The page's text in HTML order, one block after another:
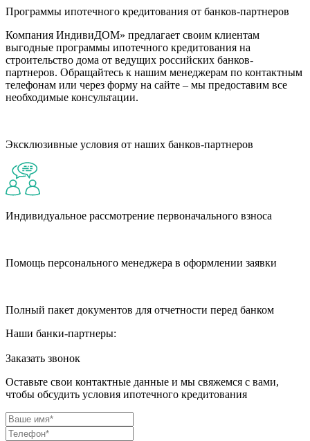
Программы ипотечного кредитования от банков-партнеров
Компания ИндивиДОМ» предлагает своим клиентам
выгодные программы ипотечного кредитования на
строительство дома от ведущих российских банков-
партнеров. Обращайтесь к нашим менеджерам по контактным
телефонам или через форму на сайте – мы предоставим все
необходимые консультации.
Эксклюзивные условия от наших банков-партнеров
Индивидуальное рассмотрение первоначального взноса
Помощь персонального менеджера в оформлении заявки
Полный пакет документов для отчетности перед банком
Наши банки-партнеры:
Заказать звонок
Оставьте свои контактные данные и мы свяжемся с вами,
чтобы обсудить условия ипотечного кредитования